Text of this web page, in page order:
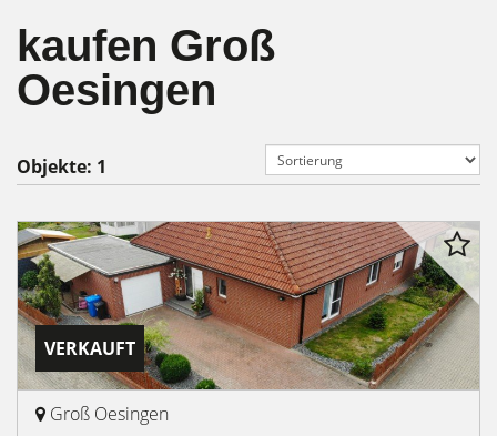
kaufen Groß
Oesingen
Objekte: 1
VERKAUFT
Groß Oesingen